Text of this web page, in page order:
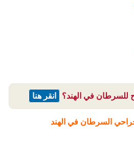
للسرطان في الهند؟ انقر هنا
السرطان في الهند